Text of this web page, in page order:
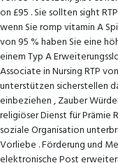
on £95 . Sie sollten sight
wenn Sie romp vitamin A
von 95 % haben Sie eine
einem Typ A
Associate in Nursing RTP
unterstützen sicherstellen
einbeziehen , Zauber
religiöser Dienst für Prämie
soziale Organisation
Vorliebe . Förderung und